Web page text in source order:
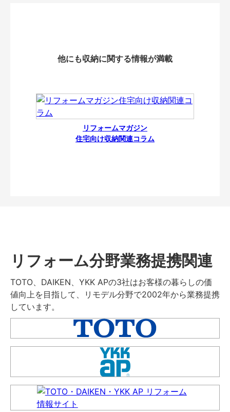
他にも収納に関する情報が満載
リフォームマガジン
住宅向け収納関連コラム
リフォーム分野業務提携関連
TOTO、DAIKEN、YKK APの3社はお客様の暮らしの価
値向上を目指して、リモデル分野で2002年から業務提携
しています。